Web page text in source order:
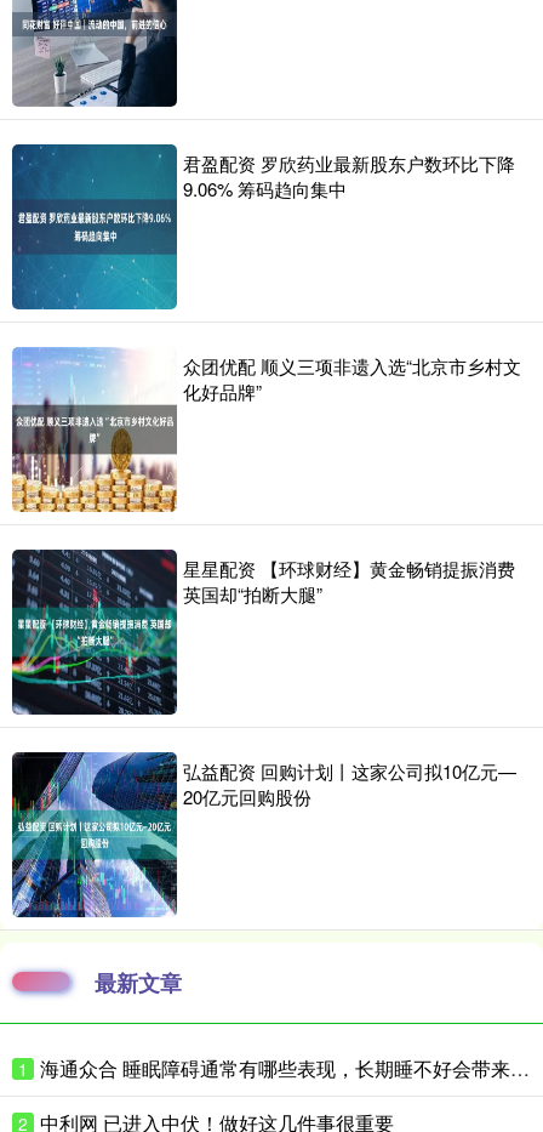
君盈配资 罗欣药业最新股东户数环比下降
9.06% 筹码趋向集中
众团优配 顺义三项非遗入选“北京市乡村文
化好品牌”
星星配资 【环球财经】黄金畅销提振消费
英国却“拍断大腿”
弘益配资 回购计划丨这家公司拟10亿元—
20亿元回购股份
最新文章
1 海通众合 睡眠障碍通常有哪些表现，长期睡不好会带来什么影响
2 中利网 已进入中伏！做好这几件事很重要